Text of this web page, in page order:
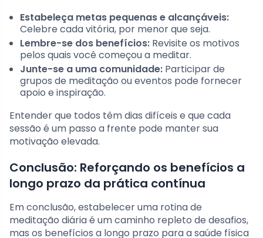
Estabeleça metas pequenas e alcançáveis:
Celebre cada vitória, por menor que seja.
Lembre-se dos benefícios: Revisite os motivos
pelos quais você começou a meditar.
Junte-se a uma comunidade: Participar de
grupos de meditação ou eventos pode fornecer
apoio e inspiração.
Entender que todos têm dias difíceis e que cada
sessão é um passo a frente pode manter sua
motivação elevada.
Conclusão: Reforçando os benefícios a
longo prazo da prática contínua
Em conclusão, estabelecer uma rotina de
meditação diária é um caminho repleto de desafios,
mas os benefícios a longo prazo para a saúde física